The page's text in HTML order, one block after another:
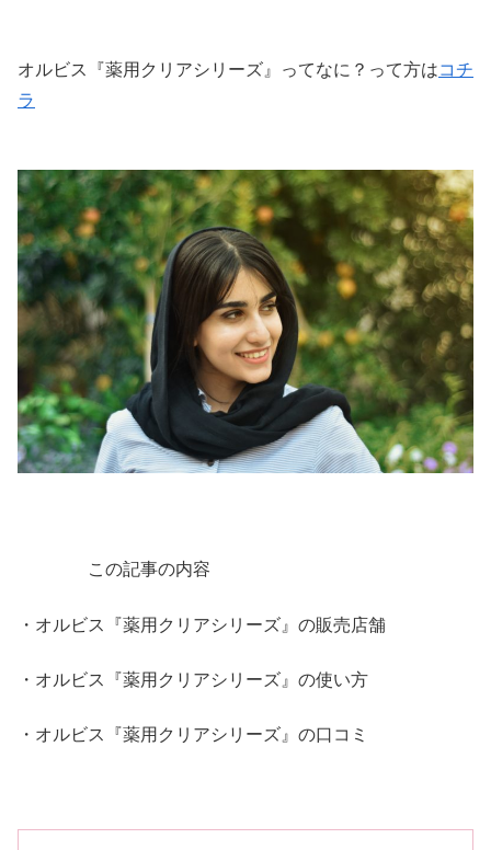
オルビス『薬用クリアシリーズ』ってなに？って方はコチ
ラ
この記事の内容
・オルビス『薬用クリアシリーズ』の販売店舗
・オルビス『薬用クリアシリーズ』の使い方
・オルビス『薬用クリアシリーズ』の口コミ